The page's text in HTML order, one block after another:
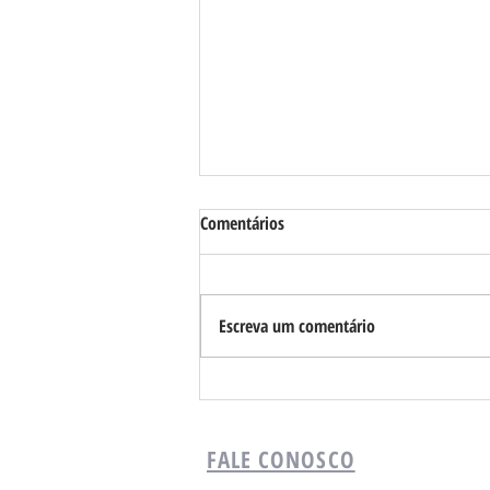
Paraná
Comentários
Escreva um comentário
FALE CONOSCO